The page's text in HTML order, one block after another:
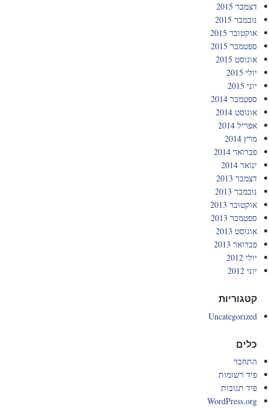
דצמבר 2015
נובמבר 2015
אוקטובר 2015
ספטמבר 2015
אוגוסט 2015
יולי 2015
יוני 2015
ספטמבר 2014
אוגוסט 2014
אפריל 2014
מרץ 2014
פברואר 2014
ינואר 2014
דצמבר 2013
נובמבר 2013
אוקטובר 2013
ספטמבר 2013
אוגוסט 2013
פברואר 2013
יולי 2012
יוני 2012
קטגוריות
Uncategorized
כלים
התחבר
פיד רשומות
פיד תגובות
WordPress.org